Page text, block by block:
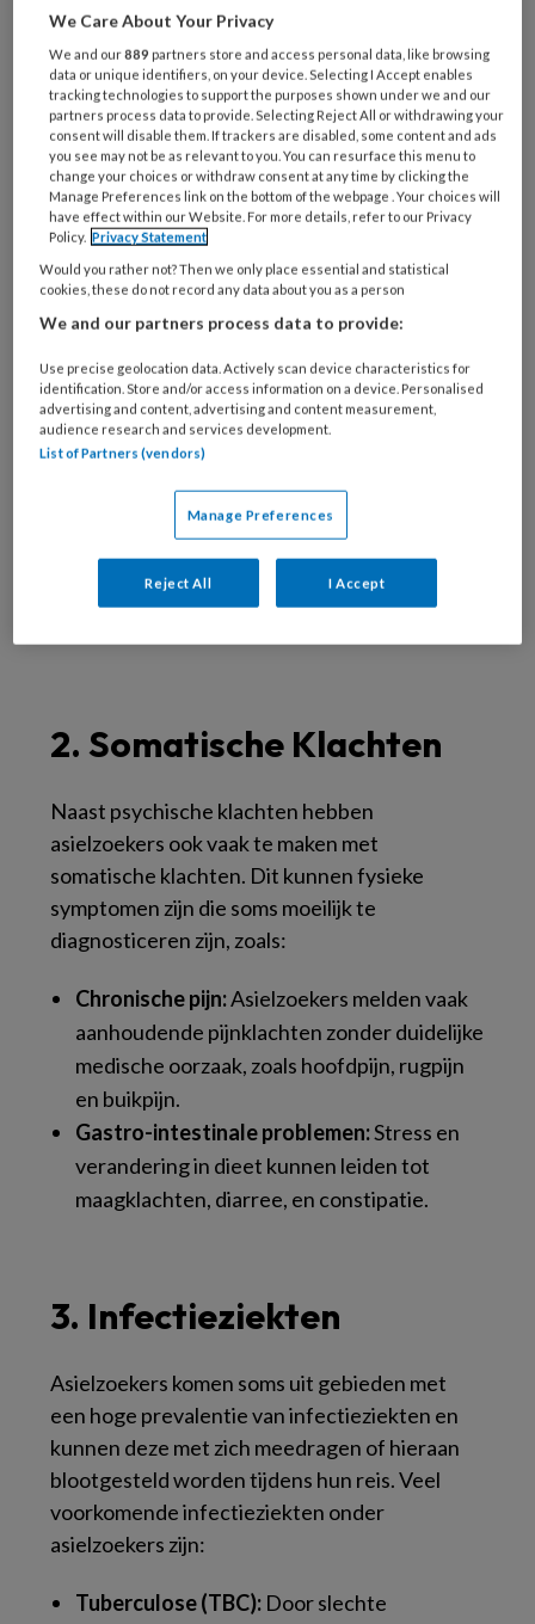
Psychische problemen zijn een van de meest
voorkomende klachten onder asielzoekers.
Veel asielzoekers hebben traumatische
ervaringen achter de rug, zoals oorlog,
vervolging en geweld, wat kan leiden tot:
Posttraumatische stressstoornis (PTSS):
Symptomen hiervan zijn onder andere
nachtmerries, flashbacks, en ernstige angst.
Depressie:Gevoelens van hopeloosheid,
verlies van interesse in dagelijkse
activiteiten en verminderde energie zijn
vaak voorkomend.
Angststoornissen:
kampen met extreme zorgen over hun
toekomst, familieleden in het thuisland, en
de onzekerheid van hun asielprocedure.
2. Somatische Klachten
Naast psychische klachten hebben
asielzoekers ook vaak te maken met
somatische klachten. Dit kunnen fysieke
symptomen zijn die soms moeilijk te
diagnosticeren zijn, zoals:
Chronische pijn:Asielzoekers melden vaak
aanhoudende pijnklachten zonder duidelijke
medische oorzaak, zoals hoofdpijn, rugpijn
en buikpijn.
Gastro-intestinale problemen:Stress en
verandering in dieet kunnen leiden tot
maagklachten, diarree, en constipatie.
3. Infectieziekten
Asielzoekers komen soms uit gebieden met
een hoge prevalentie van infectieziekten en
kunnen deze met zich meedragen of hieraan
blootgesteld worden tijdens hun reis. Veel
voorkomende infectieziekten onder
asielzoekers zijn:
Tuberculose (TBC): Door slechte
We Care About Your Privacy
We and our889 partners store and access personal data, like browsing
data or unique identifiers, on your device. Selecting I Accept enables
tracking technologies to support the purposes shown under we and our
partners process data to provide. Selecting Reject All or withdrawing your
consent will disable them. If trackers are disabled, some content and ads
you see may not be as relevant to you. You can resurface this menu to
change your choices or withdraw consent at any time by clicking the
Manage Preferences link on the bottom of the webpage . Your choices will
have effect within our Website. For more details, refer to our Privacy
Policy. Privacy Statement
Would you rather not? Then we only place essential and statistical
cookies, these do not record any data about you as a person
We and our partners process data to provide:
Use precise geolocation data. Actively scan device characteristics for
identification. Store and/or access information on a device. Personalised
advertising and content, advertising and content measurement,
audience research and services development.
List of Partners (vendors)
Manage Preferences
Reject All I Accept